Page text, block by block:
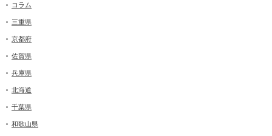
コラム
三重県
京都府
佐賀県
兵庫県
北海道
千葉県
和歌山県